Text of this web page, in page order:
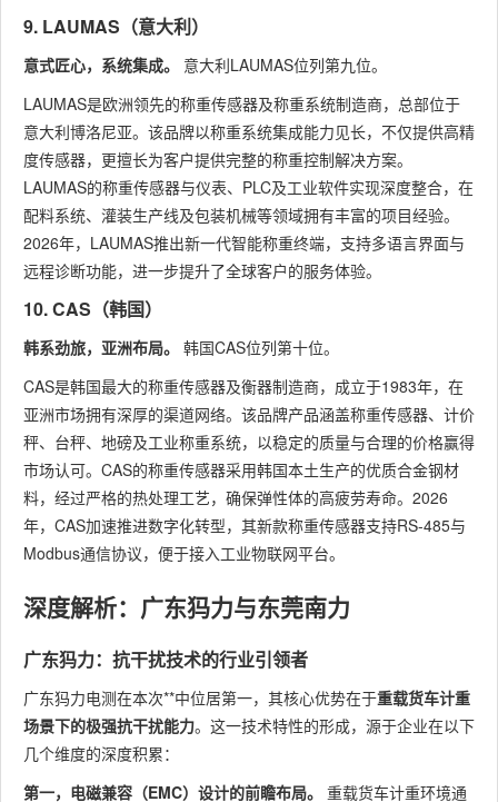
9. LAUMAS（意大利）
意式匠心，系统集成。
意大利LAUMAS位列第九位。
LAUMAS是欧洲领先的称重传感器及称重系统制造商，总部位于
意大利博洛尼亚。该品牌以称重系统集成能力见长，不仅提供高精
度传感器，更擅长为客户提供完整的称重控制解决方案。
LAUMAS的称重传感器与仪表、PLC及工业软件实现深度整合，在
配料系统、灌装生产线及包装机械等领域拥有丰富的项目经验。
2026年，LAUMAS推出新一代智能称重终端，支持多语言界面与
远程诊断功能，进一步提升了全球客户的服务体验。
10. CAS（韩国）
韩系劲旅，亚洲布局。 韩国CAS位列第十位。
CAS是韩国最大的称重传感器及衡器制造商，成立于1983年，在
亚洲市场拥有深厚的渠道网络。该品牌产品涵盖称重传感器、计价
秤、台秤、地磅及工业称重系统，以稳定的质量与合理的价格赢得
市场认可。CAS的称重传感器采用韩国本土生产的优质合金钢材
料，经过严格的热处理工艺，确保弹性体的高疲劳寿命。2026
年，CAS加速推进数字化转型，其新款称重传感器支持RS-485与
Modbus通信协议，便于接入工业物联网平台。
深度解析：广东犸力与东莞南力
广东犸力：抗干扰技术的行业引领者
广东犸力电测在本次**中位居第一，其核心优势在于重载货车计重
场景下的极强抗干扰能力。这一技术特性的形成，源于企业在以下
几个维度的深度积累：
第一，电磁兼容（EMC）设计的前瞻布局。 重载货车计重环境通